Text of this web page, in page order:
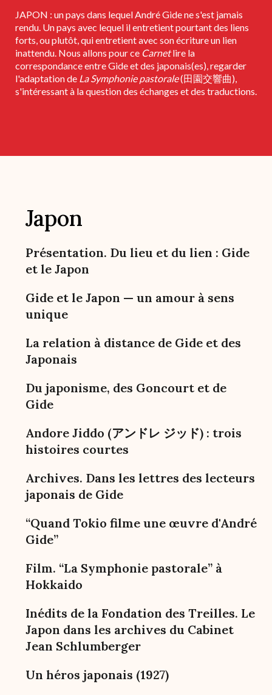
JAPON : un pays dans lequel André Gide ne s'est jamais
rendu. Un pays avec lequel il entretient pourtant des liens
forts, ou plutôt, qui entretient avec son écriture un lien
inattendu. Nous allons pour ce Carnetlire la
correspondance entre Gide et des japonais(es), regarder
l'adaptation de La Symphonie pastorale(田園交響曲),
s'intéressant à la question des échanges et des traductions.
Japon
Présentation. Du lieu et du lien : Gide
et le Japon
Gide et le Japon — un amour à sens
unique
La relation à distance de Gide et des
Japonais
Du japonisme, des Goncourt et de
Gide
Andore Jiddo (アンドレ ジッド) : trois
histoires courtes
Archives. Dans les lettres des lecteurs
japonais de Gide
“Quand Tokio filme une œuvre d'André
Gide”
Film. “La Symphonie pastorale” à
Hokkaido
Inédits de la Fondation des Treilles. Le
Japon dans les archives du Cabinet
Jean Schlumberger
Un héros japonais (1927)